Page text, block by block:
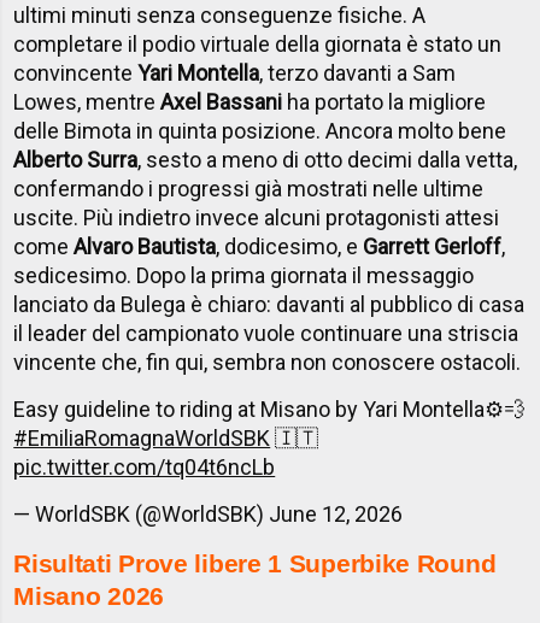
ultimi minuti senza conseguenze fisiche. A
completare il podio virtuale della giornata è stato un
convincenteYari Montella, terzo davanti a Sam
Lowes, mentreAxel Bassani ha portato la migliore
delle Bimota in quinta posizione. Ancora molto bene
Alberto Surra, sesto a meno di otto decimi dalla vetta,
confermando i progressi già mostrati nelle ultime
uscite. Più indietro invece alcuni protagonisti attesi
comeAlvaro Bautista, dodicesimo, e Garrett Gerloff,
sedicesimo. Dopo la prima giornata il messaggio
lanciato da Bulega è chiaro: davanti al pubblico di casa
il leader del campionato vuole continuare una striscia
vincente che, fin qui, sembra non conoscere ostacoli.
Easy guideline to riding at Misano by Yari Montella⚙️💨
#EmiliaRomagnaWorldSBK🇮🇹
pic.twitter.com/tq04t6ncLb
— WorldSBK (@WorldSBK) June 12, 2026
Risultati Prove libere 1 Superbike Round
Misano 2026